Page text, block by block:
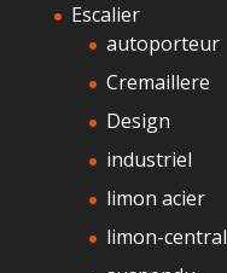
Escalier
autoporteur
Cremaillere
Design
industriel
limon acier
limon-central